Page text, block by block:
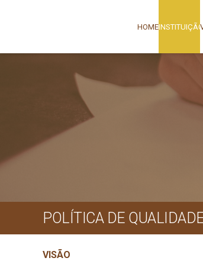
HOME
POLÍTICA DE
VISÃO